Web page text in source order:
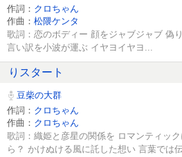
作詞： クロちゃん
作曲： 松隈ケンタ
歌詞：恋のボディー 顔をジャブジャブ 偽
言い訳を小波が運ぶ イヤヨイヤヨ...
りスタート
豆柴の大群
作詞： クロちゃん
作曲： クロちゃん
歌詞：織姫と彦星の関係を ロマンティッ
ら？ かけぬける風に託した想い 言葉では